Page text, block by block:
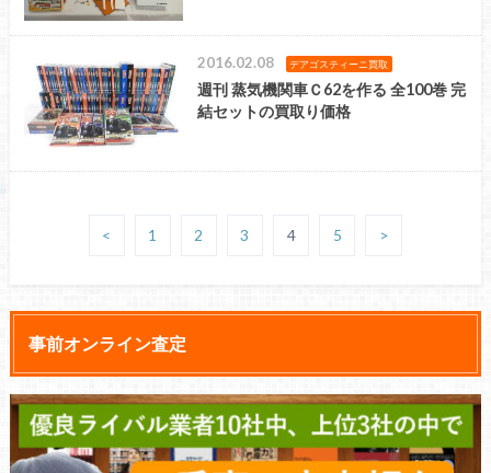
2016.02.08 デアゴスティーニ買取
週刊 蒸気機関車Ｃ62を作る 全100巻 完
結セットの買取り価格
< 1 2 3 4 5 >
事前オンライン査定